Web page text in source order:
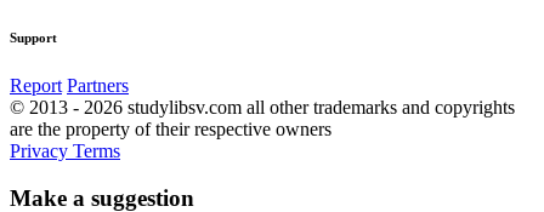
Support
Report Partners
© 2013 - 2026 studylibsv.com all other trademarks and copyrights
are the property of their respective owners
Privacy Terms
Make a suggestion